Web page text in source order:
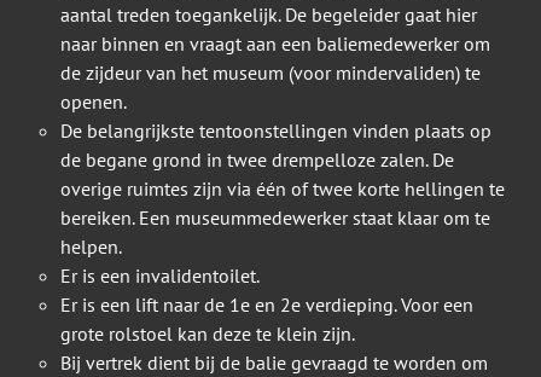
aantal treden toegankelijk. De begeleider gaat hier
naar binnen en vraagt aan een baliemedewerker om
de zijdeur van het museum (voor mindervaliden) te
openen.
De belangrijkste tentoonstellingen vinden plaats op
de begane grond in twee drempelloze zalen. De
overige ruimtes zijn via één of twee korte hellingen te
bereiken. Een museummedewerker staat klaar om te
helpen.
Er is een invalidentoilet.
Er is een lift naar de 1e en 2e verdieping. Voor een
grote rolstoel kan deze te klein zijn.
Bij vertrek dient bij de balie gevraagd te worden om